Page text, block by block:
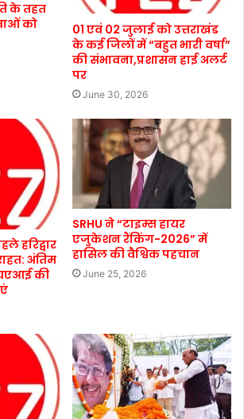
के तहत
को
01 एवं 02 जुलाई को उत्तराखंड
के कई जिलों में “बहुत भारी वर्षा”
की संभावना,प्रशासन हाई अलर्ट
पर
June 30, 2026
हरिद्वार
अंतिम
की
SRHU ने “टाइम्स हायर
एजुकेशन रैंकिंग-2026” में
हासिल की वैश्विक पहचान
June 25, 2026